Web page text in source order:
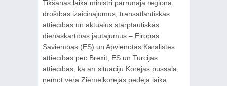
Tikšanās laikā ministri pārrunāja reģiona
drošības izaicinājumus, transatlantiskās
attiecības un aktuālus starptautiskās
dienaskārtības jautājumus – Eiropas
Savienības (ES) un Apvienotās Karalistes
attiecības pēc Brexit, ES un Turcijas
attiecības, kā arī situāciju Korejas pussalā,
ņemot vērā Ziemeļkorejas pēdējā laikā